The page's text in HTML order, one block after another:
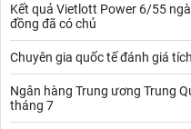
Kết quả Vietlott Power 6/55
đồng đã có chủ
Chuyên gia quốc tế đánh giá
Ngân hàng Trung ương Trung
tháng 7